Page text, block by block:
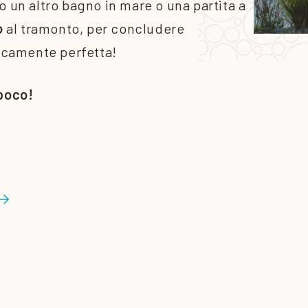
altro bagno in mare o una partita a
al tramonto, per concludere
perfetta!